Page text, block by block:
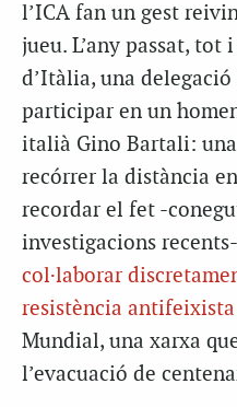
l’ICA fan un gest
jueu. L’any passat,
d’Itàlia, una delegació
participar en un
italià Gino Bartali:
recórrer la distància
recordar el fet -
investigacions
col·laborar
resistència antifeixista
Mundial, una xarxa
l’evacuació de